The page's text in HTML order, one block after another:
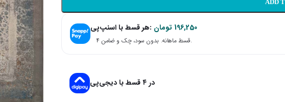
ADD
هر قسط با اسنپ‌پی: 196,250 تومان
۴ قسط ماهانه. بدون سود، چک و ضامن.
در ۴ قسط با دیجی‌پی